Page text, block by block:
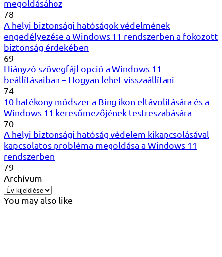
megoldásához
78
A helyi biztonsági hatóságok védelmének
engedélyezése a Windows 11 rendszerben a fokozott
biztonság érdekében
69
Hiányzó szövegfájl opció a Windows 11
beállításaiban – Hogyan lehet visszaállítani
74
10 hatékony módszer a Bing ikon eltávolítására és a
Windows 11 keresőmezőjének testreszabására
70
A helyi biztonsági hatóság védelem kikapcsolásával
kapcsolatos probléma megoldása a Windows 11
rendszerben
79
Archívum
You may also like